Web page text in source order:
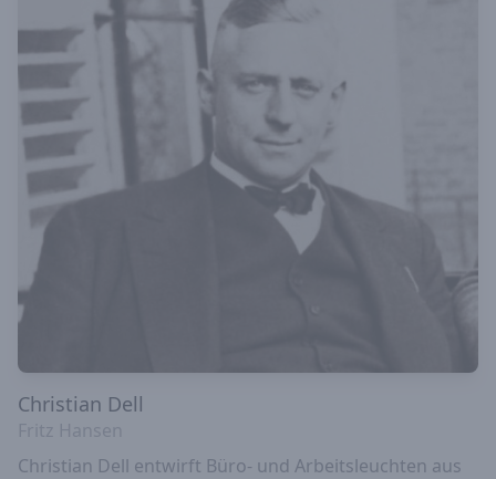
Christian Dell
Christian Dell entwirft Büro- und Arbeitsleuchten aus